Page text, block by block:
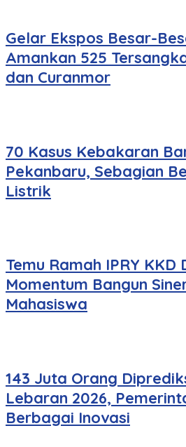
Gelar Ekspos Besar-
Amankan 525
dan Curanmor
70 Kasus Kebakaran
Pekanbaru, Sebagian
Listrik
Temu Ramah IPRY KKD
Momentum Bangun
Mahasiswa
143 Juta Orang
Lebaran 2026,
Berbagai Inovasi